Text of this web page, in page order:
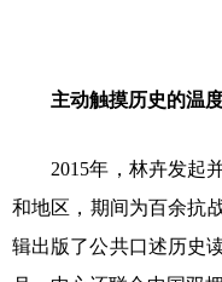
主动触摸历史的温
2015年，林卉发起并
和地区，期间为百余抗
辑出版了公共口述历史